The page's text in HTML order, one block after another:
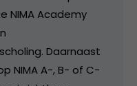
NIMA Academy
Daarnaast
NIMA A-, B- of C-